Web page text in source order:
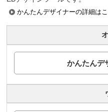
かんたんデザイナーの詳細は
かんたんデ